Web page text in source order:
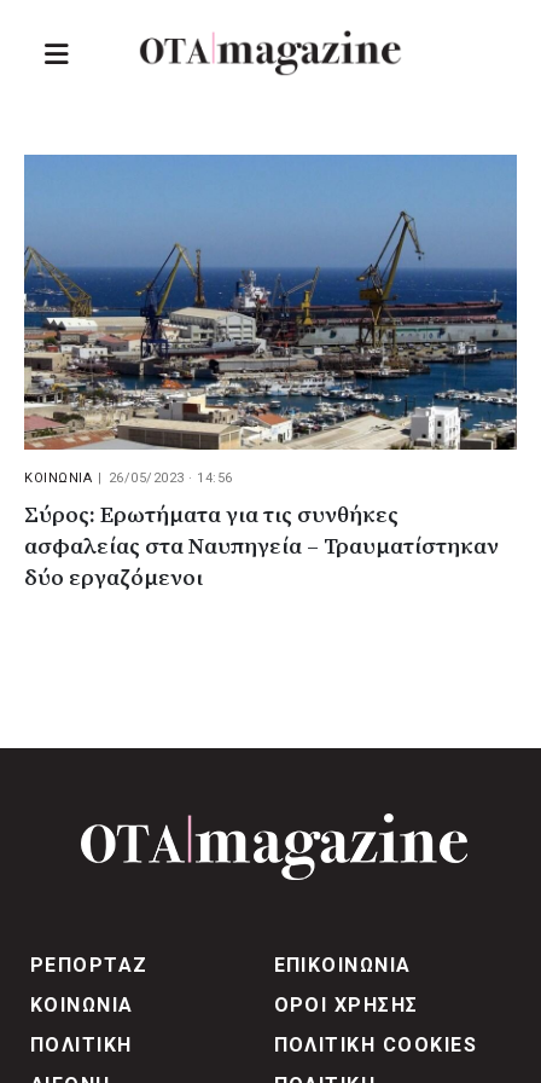
ΚΟΙΝΩΝΙΑ 26/05/2023 · 14:56
Σύρος: Ερωτήματα για τις συνθήκες
ασφαλείας στα Ναυπηγεία – Τραυματίστηκαν
δύο εργαζόμενοι
ΡΕΠΟΡΤΑΖ
ΚΟΙΝΩΝΙΑ
ΠΟΛΙΤΙΚΗ
ΕΠΙΚΟΙΝΩΝΙΑ
ΟΡΟΙ ΧΡΗΣΗΣ
ΠΟΛΙΤΙΚΗ COOKIES